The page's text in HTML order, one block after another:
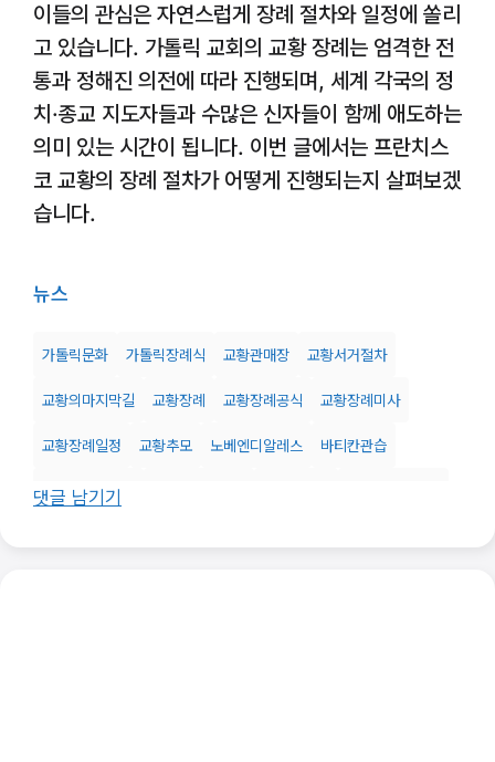
이들의 관심은 자연스럽게 장례 절차와 일정에 쏠리
고 있습니다. 가톨릭 교회의 교황 장례는 엄격한 전
통과 정해진 의전에 따라 진행되며, 세계 각국의 정
치·종교 지도자들과 수많은 신자들이 함께 애도하는
의미 있는 시간이 됩니다. 이번 글에서는 프란치스
코 교황의 장례 절차가 어떻게 진행되는지 살펴보겠
습니다.
뉴스
가톨릭문화 가톨릭장례식 교황관매장 교황서거절차
교황의마지막길 교황장례 교황장례공식 교황장례미사
교황장례일정 교황추모 노베엔디알레스 바티칸관습
바티칸애도기간
댓글 남기기